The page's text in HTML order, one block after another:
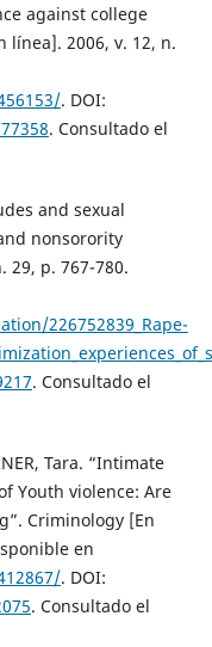
against college
línea]. 2006, v. 12, n.
. DOI:
. Consultado el
and sexual
nonsorority
29, p. 767-780.
226752839_Rape-
. Consultado el
Tara. “Intimate
Youth violence: Are
Criminology [En
en
. DOI:
. Consultado el